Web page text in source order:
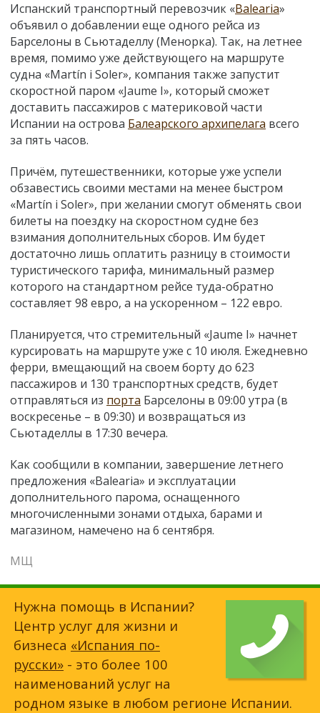
Испанский транспортный перевозчик «Balearia»
объявил о добавлении еще одного рейса из
Барселоны в Сьютаделлу (Менорка). Так, на летнее
время, помимо уже действующего на маршруте
судна «Martín i Soler», компания также запустит
скоростной паром «Jaume I», который сможет
доставить пассажиров с материковой части
Испании на острова Балеарского архипелага всего
за пять часов.
Причём, путешественники, которые уже успели
обзавестись своими местами на менее быстром
«Martín i Soler», при желании смогут обменять свои
билеты на поездку на скоростном судне без
взимания дополнительных сборов. Им будет
достаточно лишь оплатить разницу в стоимости
туристического тарифа, минимальный размер
которого на стандартном рейсе туда-обратно
составляет 98 евро, а на ускоренном – 122 евро.
Планируется, что стремительный «Jaume I» начнет
курсировать на маршруте уже с 10 июля. Ежедневно
ферри, вмещающий на своем борту до 623
пассажиров и 130 транспортных средств, будет
отправляться из порта Барселоны в 09:00 утра (в
воскресенье – в 09:30) и возвращаться из
Сьютаделлы в 17:30 вечера.
Как сообщили в компании, завершение летнего
предложения «Balearia» и эксплуатации
дополнительного парома, оснащенного
многочисленными зонами отдыха, барами и
магазином, намечено на 6 сентября.
МЩ
Нужна помощь в Испании?
Центр услуг для жизни и
бизнеса «Испания по-
русски» - это более 100
наименований услуг на
родном языке в любом регионе Испании.